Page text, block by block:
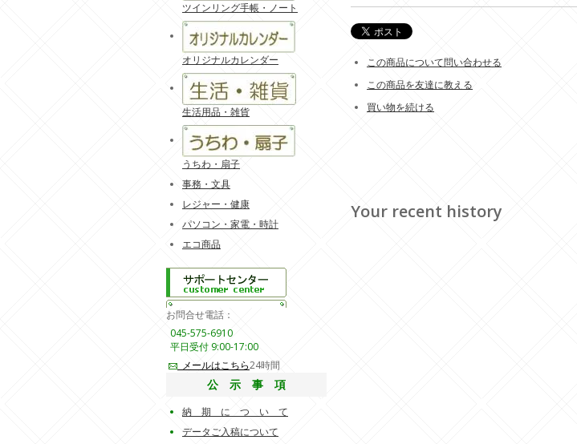
この商品について問い合わせる
この商品を友達に教える
買い物を続ける
Your recent history
ツインリング手帳・ノート
オリジナルカレンダー
生活用品・雑貨
うちわ・扇子
事務・文具
レジャー・健康
パソコン・家電・時計
エコ商品
お問合せ電話：
045-575-6910
平日受付 9:00-17:00
メールはこちら24時間
公 示 事 項
納 期 に つ い て
データご入稿について